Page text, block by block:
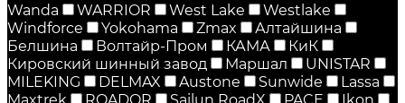
Wanda
WARRIOR West Lake
Westlake
Windforce
Yokohama Zmax
Алтайшина
Белшина
Волтайр-Пром КАМА
КиК
Кировский шинный завод
Маршал
UNISTAR
MILEKING
DELMAX Austone Sunwide
Lassa